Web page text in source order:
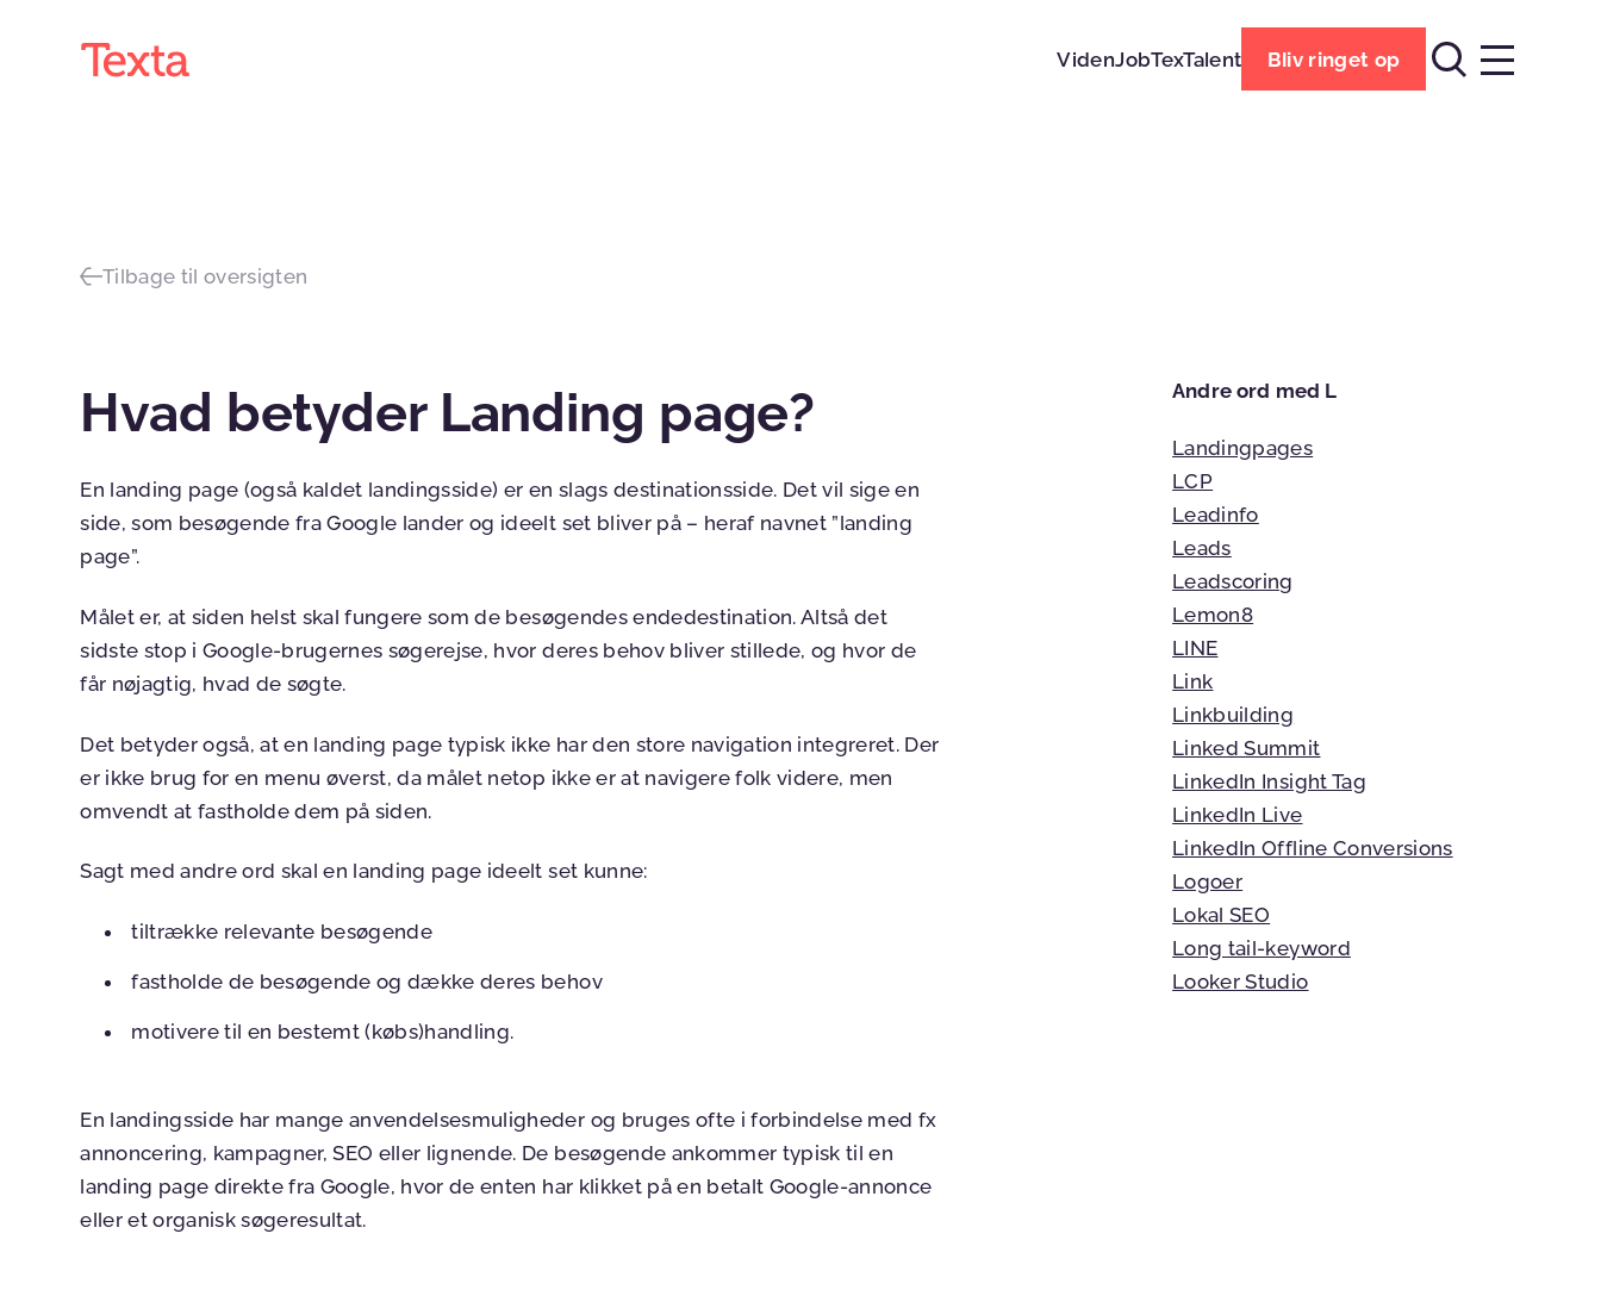
VidenJobTexTalent Bliv ringet op
Tilbage til oversigten
Hvad betyder Landing page?
En landing page (også kaldet landingsside) er en slags destinationsside. Det vil sige en
side, som besøgende fra Google lander og ideelt set bliver på – heraf navnet ”landing
page”.
Målet er, at siden helst skal fungere som de besøgendes endedestination. Altså det
sidste stop i Google-brugernes søgerejse, hvor deres behov bliver stillede, og hvor de
får nøjagtig, hvad de søgte.
Det betyder også, at en landing page typisk ikke har den store navigation integreret. Der
er ikke brug for en menu øverst, da målet netop ikke er at navigere folk videre, men
omvendt at fastholde dem på siden.
Sagt med andre ord skal en landing page ideelt set kunne:
tiltrække relevante besøgende
fastholde de besøgende og dække deres behov
motivere til en bestemt (købs)handling.
En landingsside har mange anvendelsesmuligheder og bruges ofte i forbindelse med fx
annoncering, kampagner, SEO eller lignende. De besøgende ankommer typisk til en
landing page direkte fra Google, hvor de enten har klikket på en betalt Google-annonce
eller et organisk søgeresultat.
Andre ord med L
Landingpages
LCP
Leadinfo
Leads
Leadscoring
Lemon8
LINE
Link
Linkbuilding
Linked Summit
LinkedIn Insight Tag
LinkedIn Live
LinkedIn Offline Conversions
Logoer
Lokal SEO
Long tail-keyword
Looker Studio